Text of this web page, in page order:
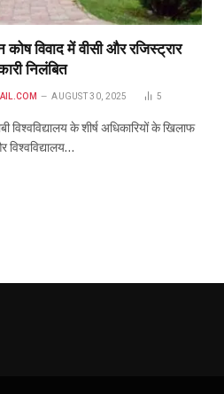
कोष विवाद में वीसी और रजिस्ट्रार
निलंबित
AUGUST 30, 2025 5
के शीर्ष अधिकारियों के खिलाफ
विश्वविद्यालय…